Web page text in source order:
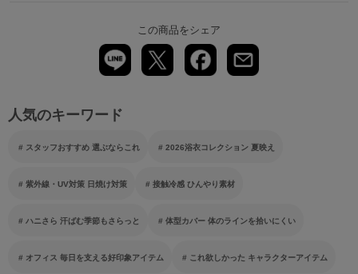
この商品をシェア
人気のキーワード
スタッフおすすめ 選ぶならこれ 2026浴衣コレクション 夏映え
紫外線・UV対策 日焼け対策 接触冷感 ひんやり素材
ハニさら 汗ばむ季節もさらっと 体型カバー 体のラインを拾いにくい
オフィス 毎日を支える好印象アイテム これ欲しかった キャラクターアイテム